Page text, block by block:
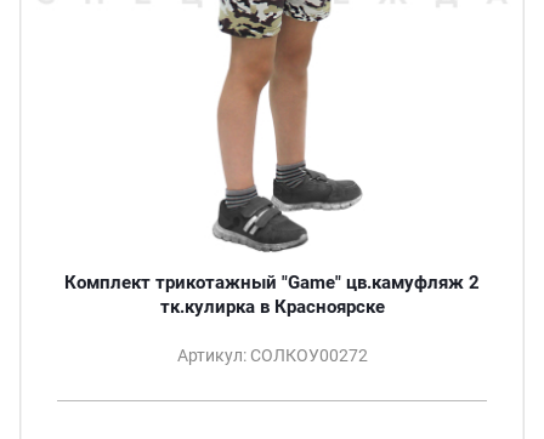
Комплект трикотажный "Game" цв.камуфляж 2
тк.кулирка в Красноярске
Артикул: СОЛКОУ00272